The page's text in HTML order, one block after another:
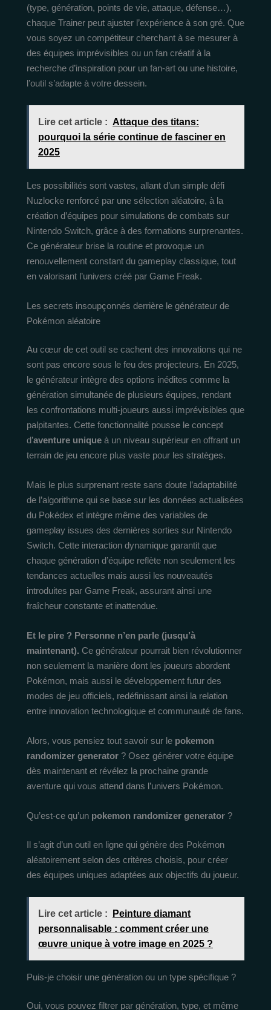
(type, génération, points de vie, attaque, défense…),
chaque Trainer peut ajuster l’expérience à son gré. Que
vous soyez un compétiteur cherchant à se mesurer à
des équipes imprévisibles ou un fan créatif à la
recherche d’inspiration pour un fan-art ou une histoire,
l’outil s’adapte à votre dessein.
Lire cet article : Attaque des titans:
pourquoi la série continue de fasciner en
2025
Les possibilités sont vastes, allant d’un simple défi
Nuzlocke renforcé par une sélection aléatoire, à la
création d’équipes pour simulations de combats sur
Nintendo Switch, grâce à des formations surprenantes.
Ce générateur brise la routine et provoque un
renouvellement constant du gameplay classique, tout
en valorisant l’univers créé par Game Freak.
Les secrets insoupçonnés derrière le générateur de
Pokémon aléatoire
Au cœur de cet outil se cachent des innovations qui ne
sont pas encore sous le feu des projecteurs. En 2025,
le générateur intègre des options inédites comme la
génération simultanée de plusieurs équipes, rendant
les confrontations multi-joueurs aussi imprévisibles que
palpitantes. Cette fonctionnalité pousse le concept
d’aventure unique à un niveau supérieur en offrant un
terrain de jeu encore plus vaste pour les stratèges.
Mais le plus surprenant reste sans doute l’adaptabilité
de l’algorithme qui se base sur les données actualisées
du Pokédex et intègre même des variables de
gameplay issues des dernières sorties sur Nintendo
Switch. Cette interaction dynamique garantit que
chaque génération d’équipe reflète non seulement les
tendances actuelles mais aussi les nouveautés
introduites par Game Freak, assurant ainsi une
fraîcheur constante et inattendue.
Et le pire ? Personne n’en parle (jusqu’à
maintenant). Ce générateur pourrait bien révolutionner
non seulement la manière dont les joueurs abordent
Pokémon, mais aussi le développement futur des
modes de jeu officiels, redéfinissant ainsi la relation
entre innovation technologique et communauté de fans.
Alors, vous pensiez tout savoir sur le pokemon
randomizer generator ? Osez générer votre équipe
dès maintenant et révélez la prochaine grande
aventure qui vous attend dans l’univers Pokémon.
Qu’est-ce qu’un pokemon randomizer generator ?
Il s’agit d’un outil en ligne qui génère des Pokémon
aléatoirement selon des critères choisis, pour créer
des équipes uniques adaptées aux objectifs du joueur.
Lire cet article :
Peinture diamant
personnalisable : comment créer une
œuvre unique à votre image en 2025 ?
Puis-je choisir une génération ou un type spécifique ?
Oui, vous pouvez filtrer par génération, type, et même